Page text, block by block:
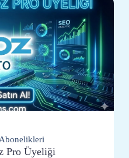
Abonelikleri
Pro Üyeliği